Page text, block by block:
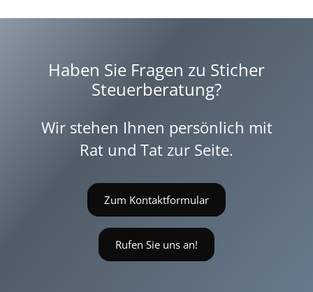
Haben Sie Fragen zu Sticher
Steuerberatung?
Wir stehen Ihnen persönlich mit
Rat und Tat zur Seite.
Zum Kontaktformular
Rufen Sie uns an!